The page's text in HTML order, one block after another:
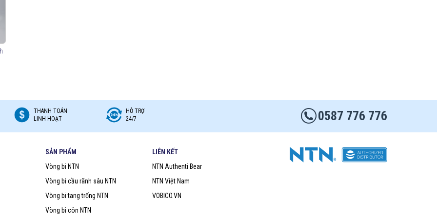
lựa giúp vận hành êm ái.
chịu tải trọng cao.
băng tải, động cơ,...
THANH TOÁN
LINH HOẠT
HỖ TRỢ
24/7
0587 776 776
SẢN PHẨM
Vòng bi NTN
Vòng bi cầu rãnh sâu NTN
Vòng bi tang trống NTN
Vòng bi côn NTN
LIÊN KẾT
NTN Authenti Bear
NTN Việt Nam
VOBICO.VN